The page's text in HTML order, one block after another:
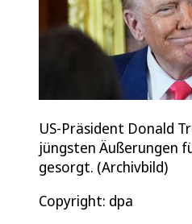
US-Präsident Donald
jüngsten Äußerungen
gesorgt. (Archivbild)
Copyright: dpa